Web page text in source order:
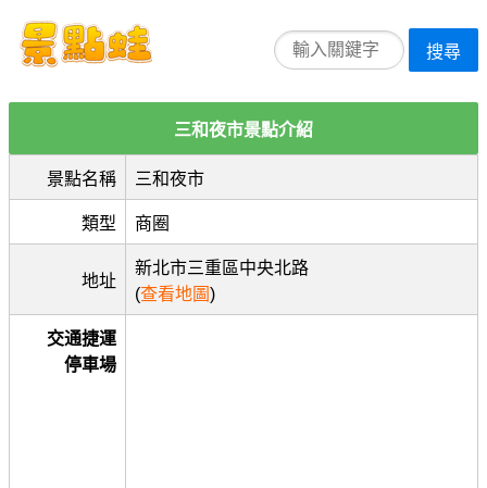
搜尋
三和夜市景點介紹
景點名稱 三和夜市
類型 商圈
地址
新北市三重區中央北路
(查看地圖)
交通捷運
停車場